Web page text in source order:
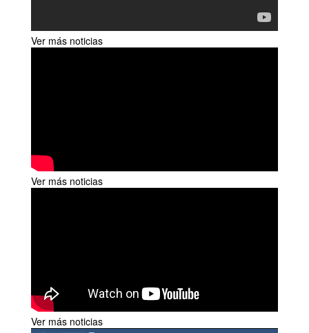
Ver más noticias
Ver más noticias
Ver más noticias